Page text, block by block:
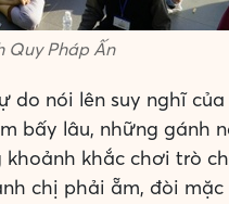
Quy Pháp Ấn
nói lên suy nghĩ
bấy lâu, những gánh
khắc chơi trò
chị phải ẵm, đòi mặc